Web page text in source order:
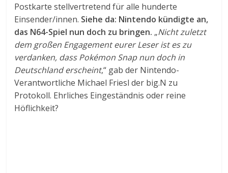
Postkarte stellvertretend für alle hunderte
Einsender/innen. Siehe da: Nintendo kündigte an,
das N64-Spiel nun doch zu bringen. „Nicht zuletzt
dem großen Engagement eurer Leser ist es zu
verdanken, dass Pokémon Snap nun doch in
Deutschland erscheint,“ gab der Nintendo-
Verantwortliche Michael Friesl der big.N zu
Protokoll. Ehrliches Eingeständnis oder reine
Höflichkeit?